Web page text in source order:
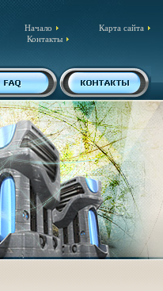
Начало
Карта сайта
Контакты